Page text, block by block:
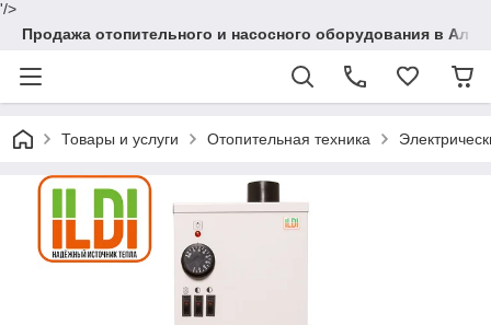
'/>
Продажа отопительного и насосного оборудования в
Товары и услуги Отопительная техника